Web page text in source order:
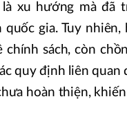
xu hướng mà đã
gia. Tuy
sách, còn
quy định liên
hoàn thiện,